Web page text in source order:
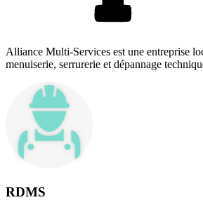
Alliance Multi-Services est une entreprise
menuiserie, serrurerie et dépannage
RDMS